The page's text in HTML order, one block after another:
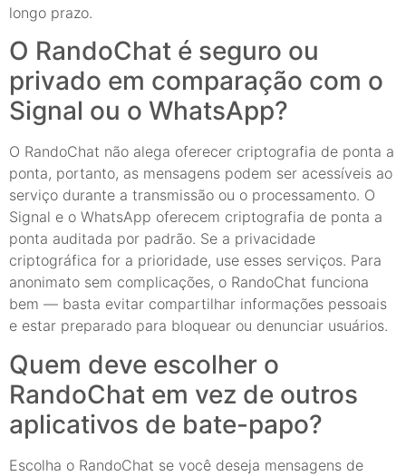
longo prazo.
O RandoChat é seguro ou
privado em comparação com o
Signal ou o WhatsApp?
O RandoChat não alega oferecer criptografia de ponta a
ponta, portanto, as mensagens podem ser acessíveis ao
serviço durante a transmissão ou o processamento. O
Signal e o WhatsApp oferecem criptografia de ponta a
ponta auditada por padrão. Se a privacidade
criptográfica for a prioridade, use esses serviços. Para
anonimato sem complicações, o RandoChat funciona
bem — basta evitar compartilhar informações pessoais
e estar preparado para bloquear ou denunciar usuários.
Quem deve escolher o
RandoChat em vez de outros
aplicativos de bate-papo?
Escolha o RandoChat se você deseja mensagens de